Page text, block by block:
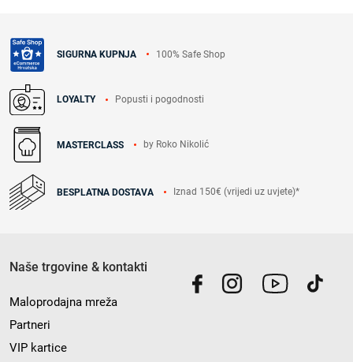
SIGURNA KUPNJA 100% Safe Shop
LOYALTY Popusti i pogodnosti
MASTERCLASS by Roko Nikolić
BESPLATNA DOSTAVA Iznad 150€ (vrijedi uz uvjete)*
Naše trgovine & kontakti
Maloprodajna mreža
Partneri
VIP kartice